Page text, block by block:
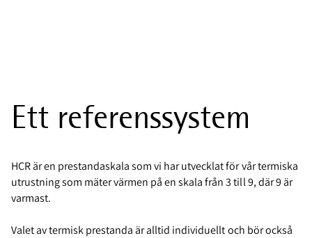
Ett referenssystem
HCR är en prestandaskala som vi har utvecklat för vår termiska
utrustning som mäter värmen på en skala från 3 till 9, där 9 är
varmast.
Valet av termisk prestanda är alltid individuellt och bör också